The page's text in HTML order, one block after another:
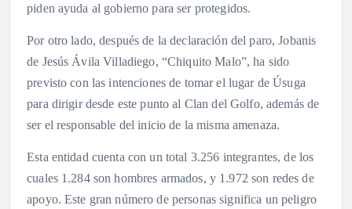
piden ayuda al gobierno para ser protegidos.
Por otro lado, después de la declaración del paro, Jobanis
de Jesús Ávila Villadiego, “Chiquito Malo”, ha sido
previsto con las intenciones de tomar el lugar de Úsuga
para dirigir desde este punto al Clan del Golfo, además de
ser el responsable del inicio de la misma amenaza.
Esta entidad cuenta con un total 3.256 integrantes, de los
cuales 1.284 son hombres armados, y 1.972 son redes de
apoyo. Este gran número de personas significa un peligro